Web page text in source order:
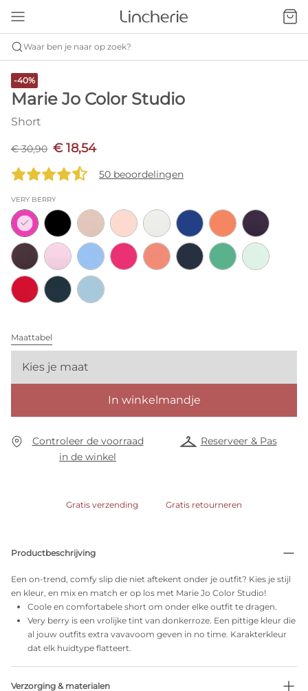
Waar ben je naar op zoek?
-40%
Marie Jo Color Studio
Short
€ 30,90 € 18,54
50 beoordelingen
VERY BERRY
Maattabel
Kies je maat
In winkelmandje
Controleer de voorraad
in de winkel
Reserveer & Pas
Gratis verzending Gratis retourneren
Productbeschrijving
Een on-trend, comfy slip die niet aftekent onder je outfit? Kies je stijl
en kleur, en mix en match er op los met Marie Jo Color Studio!
Coole en comfortabele short om onder elke outfit te dragen.
Very berry is een vrolijke tint van donkerroze. Een pittige kleur die
al jouw outfits extra vavavoom geven in no time. Karakterkleur
dat elk huidtype flatteert.
Verzorging & materialen